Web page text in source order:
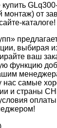
от
каталоге!
выбирая
ваш
функцию
нас самые
и страны